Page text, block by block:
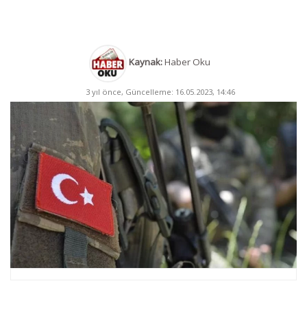
Kaynak:Haber Oku
3 yıl önce, Güncelleme: 16.05.2023, 14:46